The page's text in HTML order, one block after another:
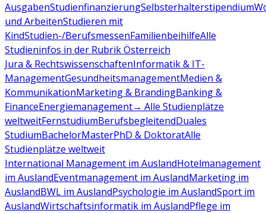
AusgabenStudienfinanzierungSelbsterhalterstipendium
und ArbeitenStudieren mit
KindStudien-/BerufsmessenFamilienbeihilfeAlle
Studieninfos in der Rubrik Österreich
Jura & RechtswissenschaftenInformatik & IT-
ManagementGesundheitsmanagementMedien &
KommunikationMarketing & BrandingBanking &
FinanceEnergiemanagement→ Alle Studienplätze
weltweitFernstudiumBerufsbegleitendDuales
StudiumBachelorMasterPhD & DoktoratAlle
Studienplätze weltweit
International Management im AuslandHotelmanagement
im AuslandEventmanagement im AuslandMarketing im
AuslandBWL im AuslandPsychologie im AuslandSport im
AuslandWirtschaftsinformatik im AuslandPflege im